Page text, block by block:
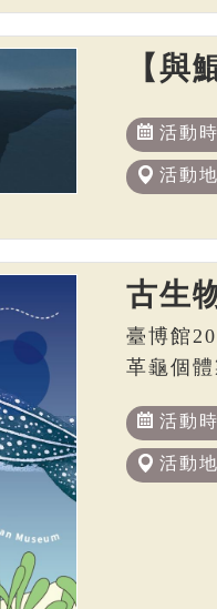
【
活動
活動
古生
臺博館
革龜個
活動
活動